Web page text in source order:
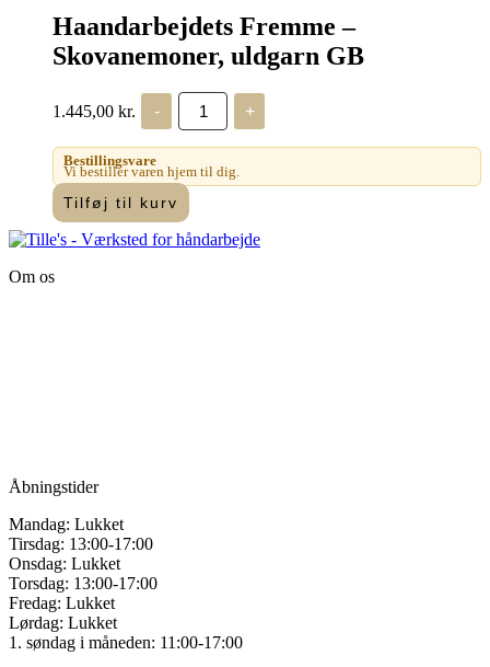
Haandarbejdets Fremme –
Skovanemoner, uldgarn GB
1.445,00 kr. -
Haandarbejdets
Fremme
-
Skovanemoner,
uldgarn
GB
+
Bestillingsvare
Vi bestiller varen hjem til dig.
Tilføj til kurv
Om os
Åbningstider
Mandag: Lukket
Tirsdag: 13:00-17:00
Onsdag: Lukket
Torsdag: 13:00-17:00
Fredag: Lukket
Lørdag: Lukket
1. søndag i måneden: 11:00-17:00